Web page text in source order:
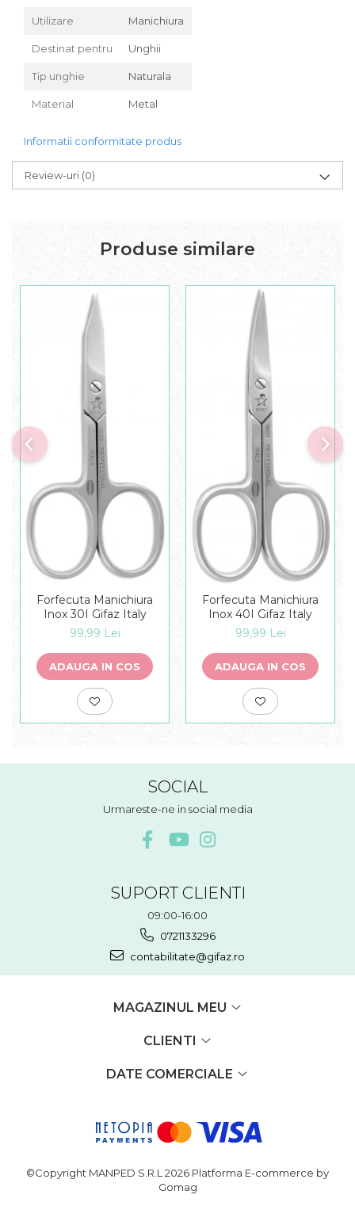
Utilizare Manichiura
Destinat pentru Unghii
Tip unghie Naturala
Material Metal
Informatii conformitate produs
Review-uri (0)
Produse similare
Forfecuta Manichiura
Inox 30I Gifaz Italy
99,99 Lei
ADAUGA IN COS
Forfecuta Manichiura
Inox 40I Gifaz Italy
99,99 Lei
ADAUGA IN COS
SOCIAL
Urmareste-ne in social media
SUPORT CLIENTI
09:00-16:00
0721133296
contabilitate@gifaz.ro
MAGAZINUL MEU
CLIENTI
DATE COMERCIALE
©Copyright MANPED S.R.L 2026 Platforma E-commerce by
Gomag